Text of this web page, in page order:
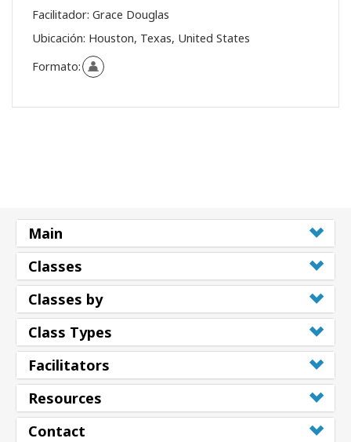
Facilitador: Grace Douglas
Ubicación: Houston, Texas, United States
Formato:
Main
Classes
Classes by
Class Types
Facilitators
Resources
Contact